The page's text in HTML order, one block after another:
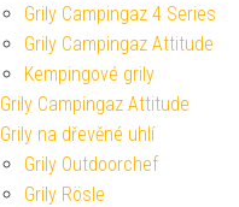
Grily Campingaz 4 Series
Grily Campingaz Attitude
Kempingové grily
Grily Campingaz Attitude
Grily na dřevěné uhlí
Grily Outdoorchef
Grily Rösle